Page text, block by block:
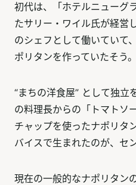
初代は、「ホテルニューグ
たサリー・ワイル氏が経営
のシェフとして働いていて
ポリタンを作っていたそう。
“まちの洋食屋” として独立
の料理長からの「トマトソ
チャップを使ったナポリタ
バイスで生まれたのが、セ
現在の一般的なナポリタン